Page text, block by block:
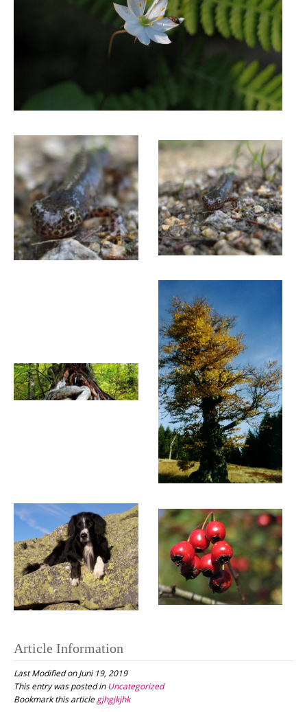
Article Information
Last Modified on Juni 19, 2019
This entry was posted inUncategorized
Bookmark this articlegjhgjkjhk